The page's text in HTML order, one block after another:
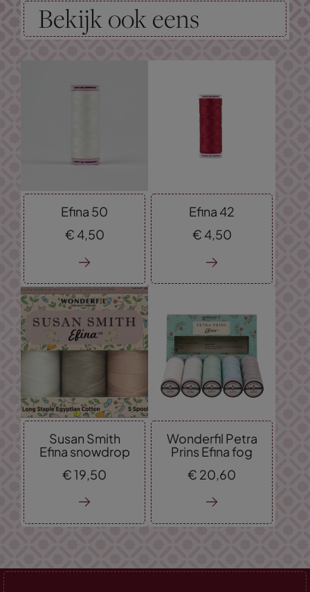
Bekijk ook eens
Efina 50
€ 4,50
Efina 42
€ 4,50
Susan Smith
Efina snowdrop
€19, 50
Wonderfil Petra
Prins Efina fog
€ 20, 60